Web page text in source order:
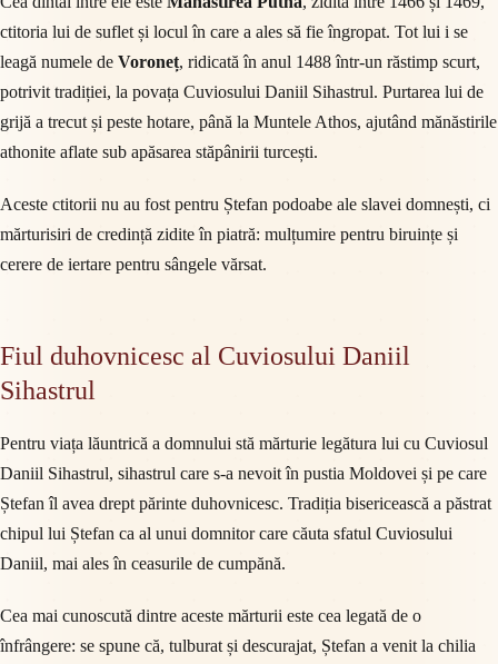
ctitoria lui de suflet și locul în care a ales să fie îngropat. Tot lui i se
leagă numele de Voroneț, ridicată în anul 1488 într-un răstimp scurt,
potrivit tradiției, la povața Cuviosului Daniil Sihastrul. Purtarea lui de
grijă a trecut și peste hotare, până la Muntele Athos, ajutând mănăstirile
athonite aflate sub apăsarea stăpânirii turcești.
Aceste ctitorii nu au fost pentru Ștefan podoabe ale slavei domnești, ci
mărturisiri de credință zidite în piatră: mulțumire pentru biruințe și
cerere de iertare pentru sângele vărsat.
Fiul duhovnicesc al Cuviosului Daniil
Sihastrul
Pentru viața lăuntrică a domnului stă mărturie legătura lui cu Cuviosul
Daniil Sihastrul, sihastrul care s-a nevoit în pustia Moldovei și pe care
Ștefan îl avea drept părinte duhovnicesc. Tradiția bisericească a păstrat
chipul lui Ștefan ca al unui domnitor care căuta sfatul Cuviosului
Daniil, mai ales în ceasurile de cumpănă.
Cea mai cunoscută dintre aceste mărturii este cea legată de o
înfrângere: se spune că, tulburat și descurajat, Ștefan a venit la chilia